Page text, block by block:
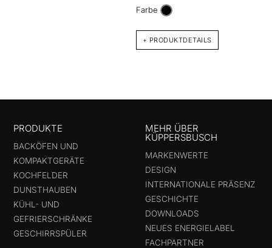
Farbe
+ PRODUKTDETAILS
PRODUKTE
BACKÖFEN UND
KOMPAKTGERÄTE
KOCHFELDER
DUNSTHAUBEN
KÜHL- UND
GEFRIERSCHRÄNKE
GESCHIRRSPÜLER
MEHR ÜBER
KÜPPERSBUSCH
MARKENWERTE
DESIGN
INTERNATIONALE PRÄSENZ
GESCHICHTE
DOWNLOADS
NEUES ENERGIELABEL
FACHPARTNER